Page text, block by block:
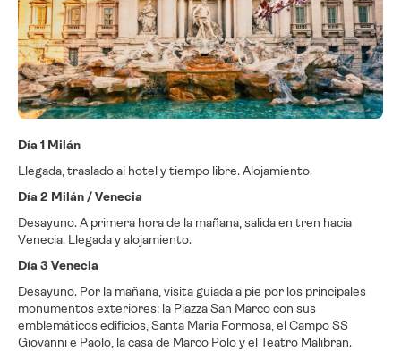
Día 1 Milán
Llegada, traslado al hotel y tiempo libre. Alojamiento.
Día 2 Milán / Venecia
Desayuno. A primera hora de la mañana, salida en tren hacia
Venecia. Llegada y alojamiento.
Día 3 Venecia
Desayuno. Por la mañana, visita guiada a pie por los principales
monumentos exteriores: la Piazza San Marco con sus
emblemáticos edificios, Santa Maria Formosa, el Campo SS
Giovanni e Paolo, la casa de Marco Polo y el Teatro Malibran.